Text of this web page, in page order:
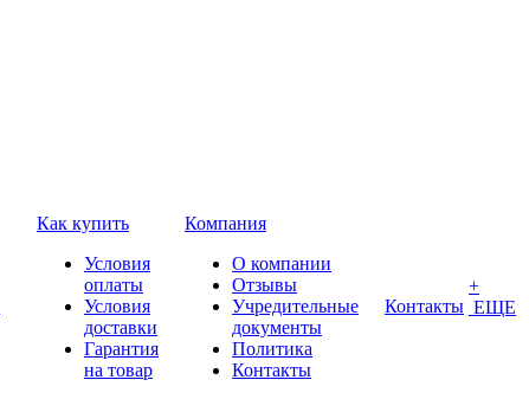
Как купить
Условия
оплаты
Условия
доставки
Гарантия
на товар
Компания
О компании
Отзывы
Учредительные
документы
Политика
Контакты
Контакты
+
ЕЩЕ